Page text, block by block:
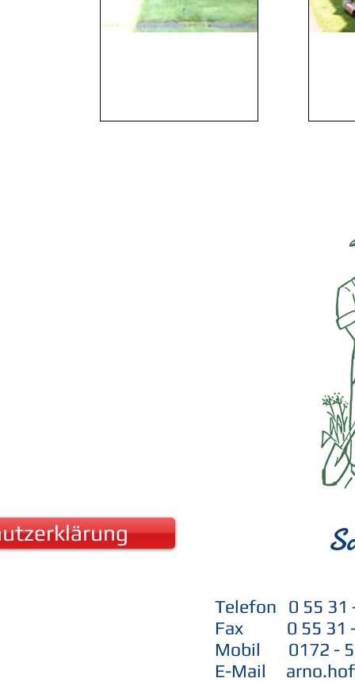
Telefon 0 55 31
Fax 0 55 31 -
Mobil 0172 -
E-Mail